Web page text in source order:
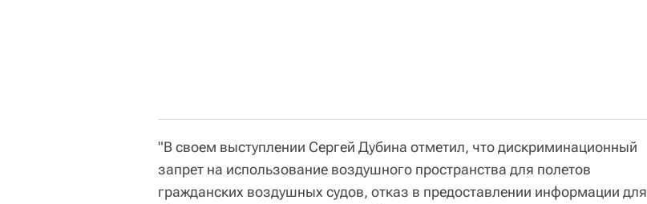
"В своем выступлении Сергей Дубина отметил, что дискриминационный
запрет на использование воздушного пространства для полетов
гражданских воздушных судов, отказ в предоставлении информации для